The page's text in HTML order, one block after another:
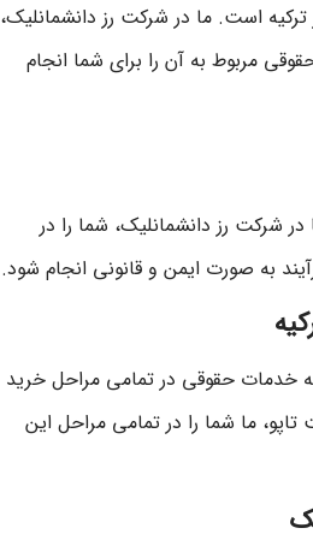
است. ما در شرکت رز دانشمانلیک،
مربوط به آن را برای شما انجام
شرکت رز دانشمانلیک، شما را در
به صورت ایمن و قانونی انجام شود.
خدمات حقوقی در تمامی مراحل خرید
تاپو، ما شما را در تمامی مراحل این